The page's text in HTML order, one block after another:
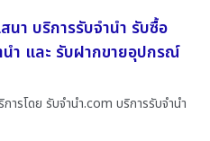
นา บริการรับจำนำ รับซื้อ
ำ และ รับฝากขายอุปกรณ์
ารโดย รับจํานํา.com บริการรับจำนำ